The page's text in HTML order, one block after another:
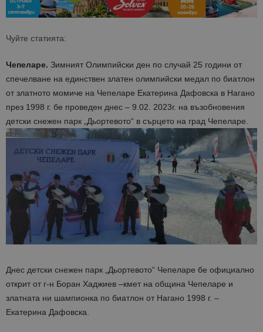
Чуйте статията:
Чепеларе. Зимният Олимпийски ден по случай 25 години от
спечелване на единствен златен олимпийски медал по биатлон
от златното момиче на Чепеларе Екатерина Дафовска в Нагано
през 1998 г. бе проведен днес – 9.02. 2023г. на възобновения
детски снежен парк „Дьортевото“ в сърцето на град Чепеларе.
Днес детски снежен парк „Дьортевото“ Чепеларе бе официално
открит от г-н Боран Хаджиев –кмет на община Чепеларе и
златната ни шампионка по биатлон от Нагано 1998 г. –
Екатерина Дафовска.